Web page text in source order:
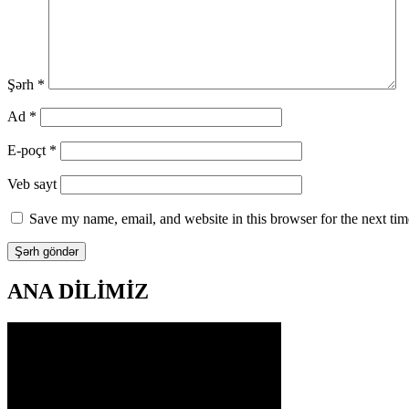
Şərh *
Ad *
E-poçt *
Veb sayt
Save my name, email, and website in this browser for the next
ANA DİLİMİZ